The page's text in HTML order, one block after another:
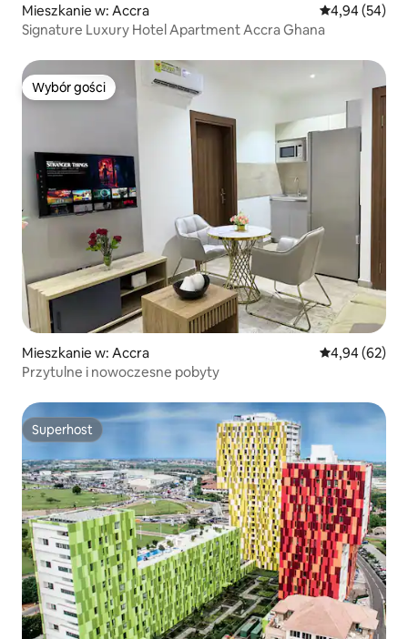
Mieszkanie w: Accra Średnia
4,94 (54)
Signature Luxury Hotel Apartment Accra Ghana
Wybór gości
Wybór gości
Mieszkanie w: Accra Średnia
4,94 (62)
Przytulne i nowoczesne pobyty
Superhost
Superhost